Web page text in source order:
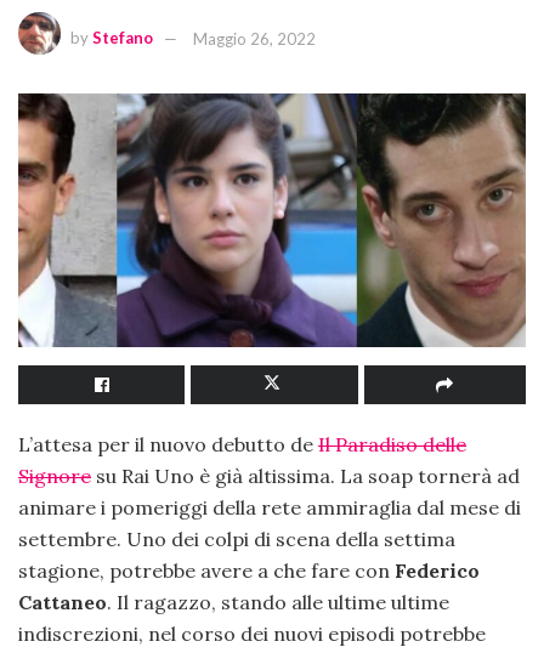
byStefano Maggio 26, 2022
L’attesa per il nuovo debutto de Il Paradiso delle
Signore su Rai Uno è già altissima. La soap tornerà ad
animare i pomeriggi della rete ammiraglia dal mese di
settembre. Uno dei colpi di scena della settima
stagione, potrebbe avere a che fare con Federico
Cattaneo. Il ragazzo, stando alle ultime ultime
indiscrezioni, nel corso dei nuovi episodi potrebbe